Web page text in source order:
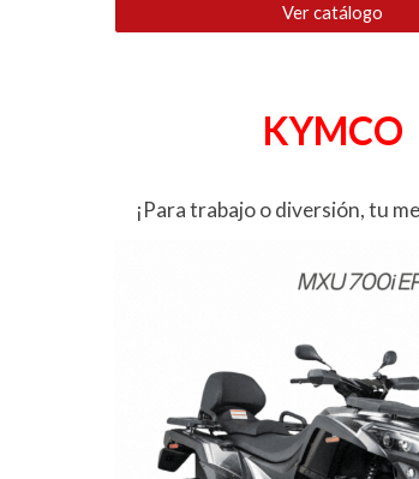
Ver catálogo
KYMCO
¡Para trabajo o diversión, tu